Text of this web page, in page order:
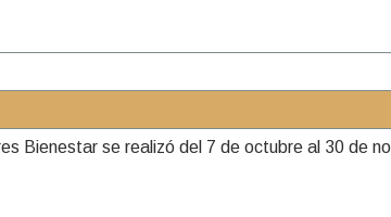
Bienestar se realizó del 7 de octubre al 30 de